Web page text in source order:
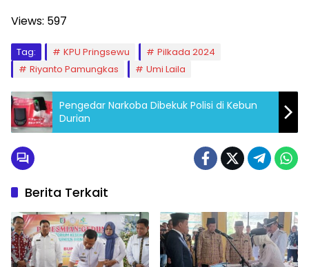
Views: 597
Tag: KPU Pringsewu
Pilkada 2024
Riyanto Pamungkas
Umi Laila
Pengedar Narkoba Dibekuk Polisi di Kebun
Durian
Berita Terkait